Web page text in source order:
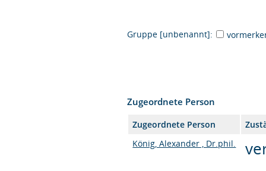
Gruppe [unbenannt]:
Zugeordnete Person
Zugeordnete Person
König, Alexander , Dr.phil.